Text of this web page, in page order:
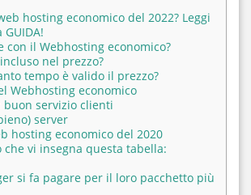
hosting economico del 2022? Leggi
con il Webhosting economico?
nel prezzo?
tempo è valido il prezzo?
Webhosting economico
buon servizio clienti
server
hosting economico del 2020
che vi insegna questa tabella:
si fa pagare per il loro pacchetto più